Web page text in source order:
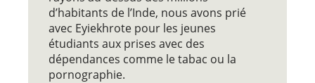
d’habitants de l’Inde, nous avons prié
avec Eyiekhrote pour les jeunes
étudiants aux prises avec des
dépendances comme le tabac ou la
pornographie.